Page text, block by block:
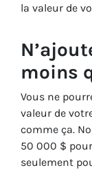
la valeur de
moins
Vous ne
valeur de
comme ça.
50 000 $
seulement